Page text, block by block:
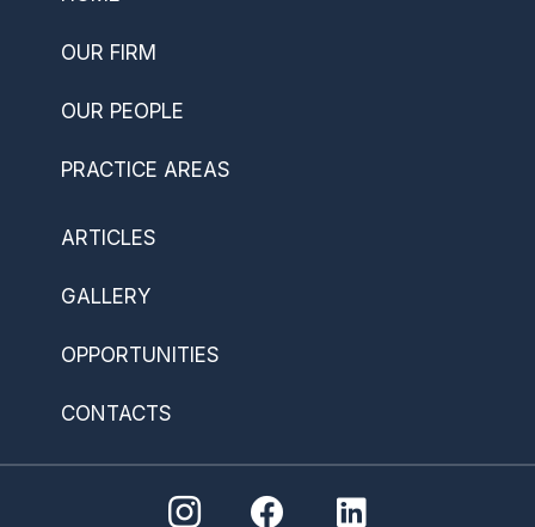
OUR FIRM
OUR PEOPLE
PRACTICE AREAS
ARTICLES
GALLERY
OPPORTUNITIES
CONTACTS